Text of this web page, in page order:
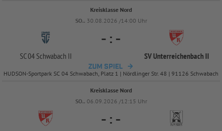
Kreisklasse Nord
SO.. 30.08.2026 /14:00 Uhr
SC 04 Schwabach II
- : -
SV Unterreichenbach II
ZUM SPIEL
HUDSON-Sportpark SC 04 Schwabach, Platz 1 | Nördlinger Str. 48 | 91126 Schwabach
Kreisklasse Nord
SO.. 06.09.2026 /12:15 Uhr
- : -